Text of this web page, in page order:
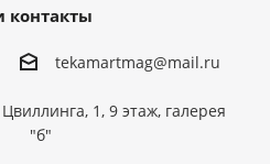
контакты
tekamartmag@mail.ru
1, 9 этаж, галерея
"б"